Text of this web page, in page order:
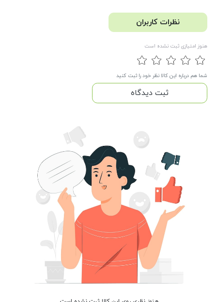
نظرات کاربران
هنوز امتیازی ثبت نشده است
شما هم درباره این کالا نظر خود را ثبت کنید
ثبت دیدگاه